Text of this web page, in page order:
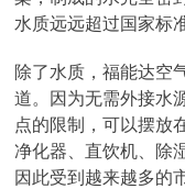
水质远远超过国家标
除了水质，福能达空
道。因为无需外接水
点的限制，可以摆放
净化器、直饮机、除
因此受到越来越多的